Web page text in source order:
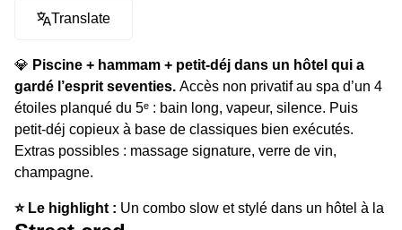
Translate
💎 Piscine + hammam + petit-déj dans un hôtel qui a
gardé l’esprit seventies. Accès non privatif au spa d’un 4
étoiles planqué du 5ᵉ : bain long, vapeur, silence. Puis
petit-déj copieux à base de classiques bien exécutés.
Extras possibles : massage signature, verre de vin,
champagne.
⭐️ Le highlight : Un combo slow et stylé dans un hôtel à la